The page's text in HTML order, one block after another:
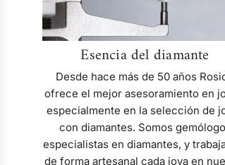
Esencia del diamante
Desde hace más de 50 años
ofrece el mejor asesoramiento en
especialmente en la selección de
con diamantes. Somos
especialistas en diamantes, y
de forma artesanal cada joya en